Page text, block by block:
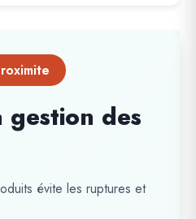
des
évite les ruptures et